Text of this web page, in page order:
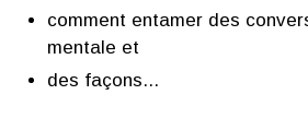
comment entamer des
mentale et
des façons...